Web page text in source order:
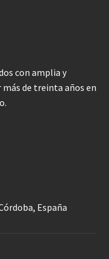
con amplia y
de treinta años en
España